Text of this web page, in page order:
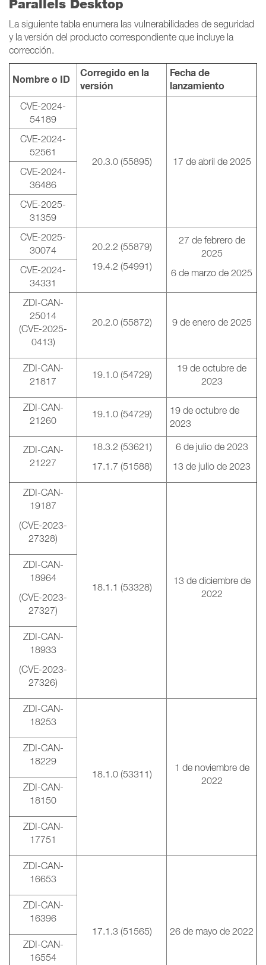
Parallels Desktop
La siguiente tabla enumera las vulnerabilidades de seguridad
y la versión del producto correspondiente que incluye la
corrección.
Nombre o ID
Corregido en la
versión
Fecha de
lanzamiento
CVE-2024-
54189
20.3.0 (55895) 17 de abril de 2025
CVE-2024-
52561
CVE-2024-
36486
CVE-2025-
31359
CVE-2025-
30074
20.2.2 (55879)
19.4.2 (54991)
27 de febrero de
2025
6 de marzo de 2025
CVE-2024-
34331
ZDI-CAN-
25014
(CVE-2025-
0413)
20.2.0 (55872) 9 de enero de 2025
ZDI-CAN-
21817
19.1.0 (54729)
19 de octubre de
2023
ZDI-CAN-
21260
19.1.0 (54729)
19 de octubre de
2023
ZDI-CAN-
21227
18.3.2 (53621)
17.1.7 (51588)
6 de julio de 2023
13 de julio de 2023
ZDI-CAN-
19187
(CVE-2023-
27328)
18.1.1 (53328)
13 de diciembre de
2022
ZDI-CAN-
18964
(CVE-2023-
27327)
ZDI-CAN-
18933
(CVE-2023-
27326)
ZDI-CAN-
18253
18.1.0 (53311)
1 de noviembre de
2022
ZDI-CAN-
18229
ZDI-CAN-
18150
ZDI-CAN-
17751
ZDI-CAN-
16653
17.1.3 (51565) 26 de mayo de 2022
ZDI-CAN-
16396
ZDI-CAN-
16554